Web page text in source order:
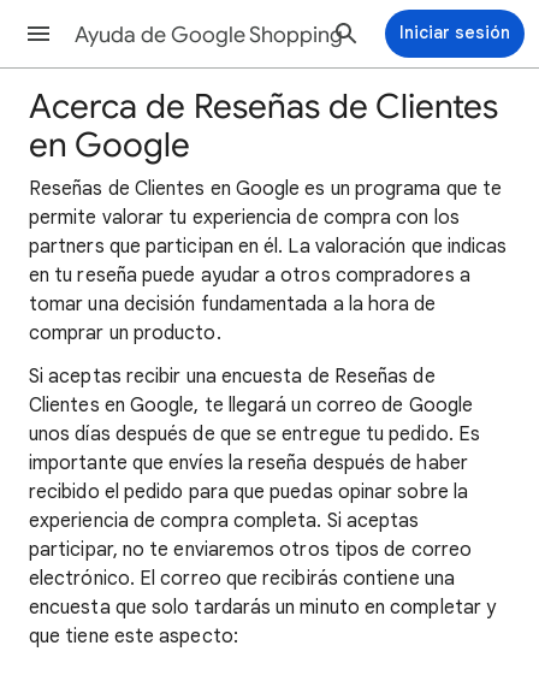
Ayuda de Google Shopping Iniciar sesión
Acerca de Reseñas de Clientes
en Google
Reseñas de Clientes en Google es un programa que te
permite valorar tu experiencia de compra con los
partners que participan en él. La valoración que indicas
en tu reseña puede ayudar a otros compradores a
tomar una decisión fundamentada a la hora de
comprar un producto.
Si aceptas recibir una encuesta de Reseñas de
Clientes en Google, te llegará un correo de Google
unos días después de que se entregue tu pedido. Es
importante que envíes la reseña después de haber
recibido el pedido para que puedas opinar sobre la
experiencia de compra completa. Si aceptas
participar, no te enviaremos otros tipos de correo
electrónico. El correo que recibirás contiene una
encuesta que solo tardarás un minuto en completar y
que tiene este aspecto: